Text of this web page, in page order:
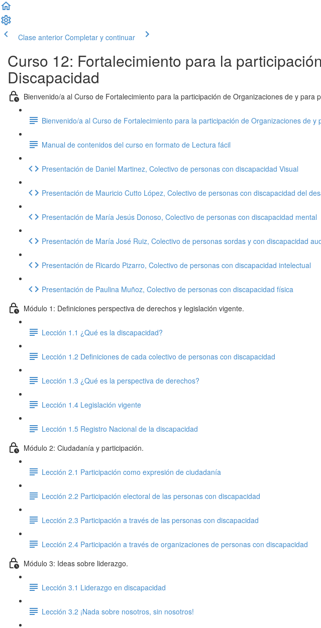
Clase anterior Completar y continuar
Curso 12: Fortalecimiento para la
Discapacidad
Bienvenido/a al Curso de Fortalecimiento para la participación de Organizaciones de y para
Bienvenido/a al Curso de Fortalecimiento para la participación de Organizaciones de y
Manual de contenidos del curso en formato de Lectura fácil
Presentación de Daniel Martinez, Colectivo de personas con discapacidad Visual
Presentación de Mauricio Cutto López, Colectivo de personas con discapacidad del
Presentación de María Jesús Donoso, Colectivo de personas con discapacidad mental
Presentación de María José Ruiz, Colectivo de personas sordas y con discapacidad
Presentación de Ricardo Pizarro, Colectivo de personas con discapacidad intelectual
Presentación de Paulina Muñoz, Colectivo de personas con discapacidad física
Módulo 1: Definiciones perspectiva de derechos y legislación vigente.
Lección 1.1 ¿Qué es la discapacidad?
Lección 1.2 Definiciones de cada colectivo de personas con discapacidad
Lección 1.3 ¿Qué es la perspectiva de derechos?
Lección 1.4 Legislación vigente
Lección 1.5 Registro Nacional de la discapacidad
Módulo 2: Ciudadanía y participación.
Lección 2.1 Participación como expresión de ciudadanía
Lección 2.2 Participación electoral de las personas con discapacidad
Lección 2.3 Participación a través de las personas con discapacidad
Lección 2.4 Participación a través de organizaciones de personas con discapacidad
Módulo 3: Ideas sobre liderazgo.
Lección 3.1 Liderazgo en discapacidad
Lección 3.2 ¡Nada sobre nosotros, sin nosotros!